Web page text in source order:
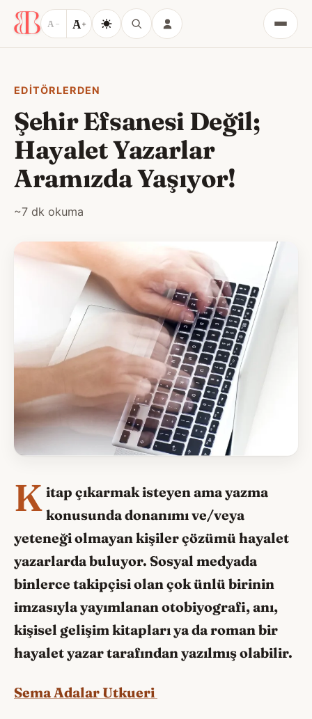
A − A+
Menü
EDITÖRLERDEN
Şehir Efsanesi Değil;
Hayalet Yazarlar
Aramızda Yaşıyor!
~7 dk okuma
K itap çıkarmak isteyen ama yazma
konusunda donanımı ve/veya
yeteneği olmayan kişiler çözümü hayalet
yazarlarda buluyor. Sosyal medyada
binlerce takipçisi olan çok ünlü birinin
imzasıyla yayımlanan otobiyografi, anı,
kişisel gelişim kitapları ya da roman bir
hayalet yazar tarafından yazılmış olabilir.
Sema Adalar Utkueri